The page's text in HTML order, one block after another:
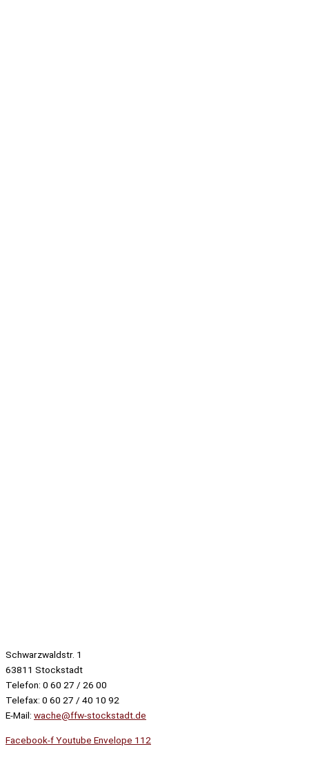
Schwarzwaldstr. 1
63811 Stockstadt
Telefon: 0 60 27 / 26 00
Telefax: 0 60 27 / 40 10 92
E-Mail: wache@ffw-stockstadt.de
Facebook-fYoutube Envelope 112